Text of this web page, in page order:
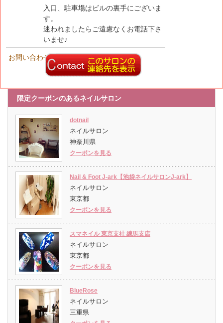
入口、駐車場はビルの裏手にございま
す。
迷われましたらご遠慮なくお電話下さ
いませ♪
お問い合わせ先
限定クーポンのあるネイルサロン
dotnail
ネイルサロン
神奈川県
クーポンを見る
Nail & Foot J-ark【池袋ネイルサロンJ-ark】
ネイルサロン
東京都
クーポンを見る
スマネイル 東京支社 練馬支店
ネイルサロン
東京都
クーポンを見る
BlueRose
ネイルサロン
三重県